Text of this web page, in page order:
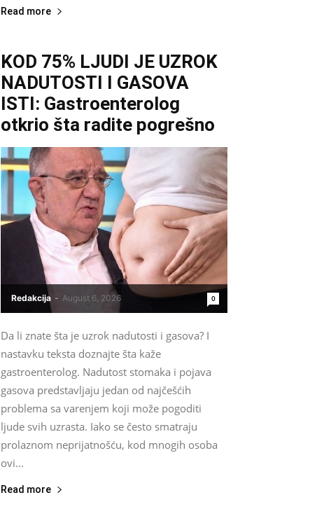
Read more
KOD 75% LJUDI JE UZROK
NADUTOSTI I GASOVA
ISTI: Gastroenterolog
otkrio šta radite pogrešno
Redakcija - August 6, 2026 0
Da li znate šta je uzrok nadutosti i gasova? I
nastavku teksta doznajte šta kaže
gastroenterolog. Nadutost stomaka i pojava
gasova predstavljaju jedan od najčešćih
problema sa varenjem koji može pogoditi
ljude svih uzrasta. Iako se često smatraju
prolaznom neprijatnošću, kod mnogih osoba
ovi...
Read more